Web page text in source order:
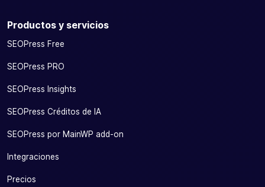
Productos y servicios
SEOPress Free
SEOPress PRO
SEOPress Insights
SEOPress Créditos de IA
SEOPress por MainWP add-on
Integraciones
Precios